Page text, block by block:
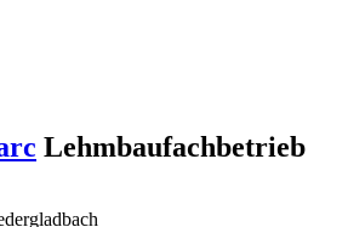
Lehmbaufachbetrieb